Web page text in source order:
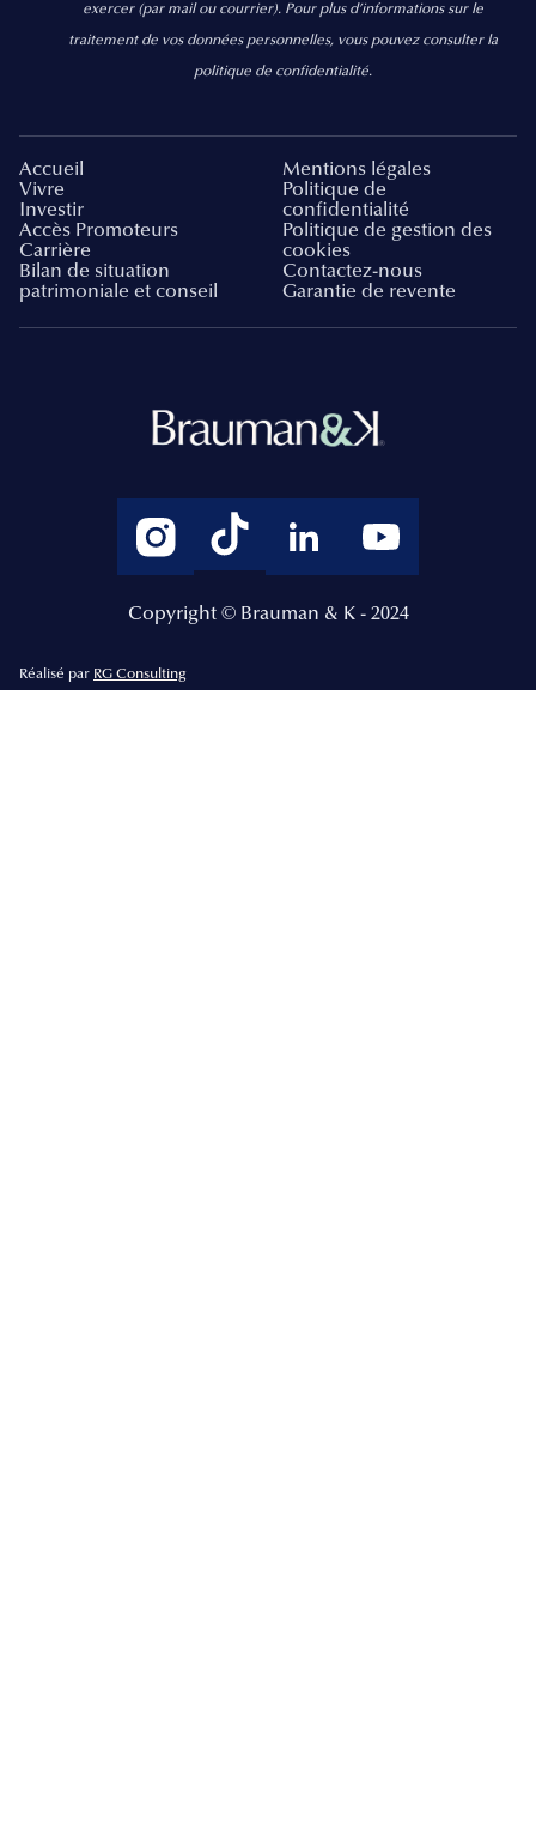
exercer (par mail ou courrier). Pour plus d’informations sur le
traitement de vos données personnelles, vous pouvez consulter la
politique de confidentialité.
Accueil
Vivre
Investir
Accès Promoteurs
Carrière
Bilan de situation
patrimoniale et conseil
Mentions légales
Politique de
confidentialité
Politique de gestion des
cookies
Contactez-nous
Garantie de revente
Copyright © Brauman & K - 2024
Réalisé par RG Consulting